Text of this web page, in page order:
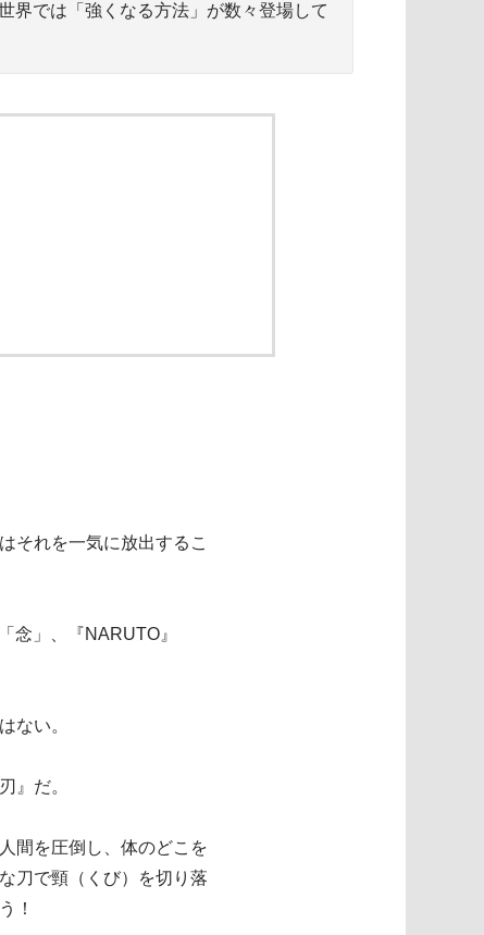
界では「強くなる方法」が数々登場して
それを一気に放出するこ
念」、『NARUTO』
ない。
』だ。
間を圧倒し、体のどこを
刀で頸（くび）を切り落
！